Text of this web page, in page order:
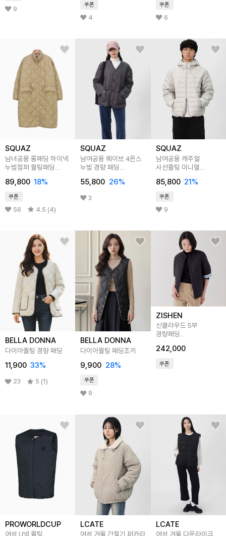
9
쿠폰
4
쿠폰
6
SQUAZ
남녀공용 롱패딩 하이넥
누빔점퍼 퀄팅패딩
89,800 18%
쿠폰
56 4.5 (4)
SQUAZ
남여공용 웨이브 4온스
누빔 경량 패딩
55,800 26%
3
SQUAZ
남여공용 캐주얼
사선퀼팅 미니멀
패딩 SGC002
85,800 21%
쿠폰
9
BELLA DONNA
다이아퀄팅 경량 패딩
11,900 33%
23 5 (1)
BELLA DONNA
다이아퀄팅 패딩조끼
9,900 28%
쿠폰
9
ZISHEN
신클라우드 5부
경량패딩
242,000
쿠폰
PROWORLDCUP
여성 U넥 퀼팅
LCATE
여성 겨울 간절기 퍼카라
LCATE
여성 겨울 다운라이크